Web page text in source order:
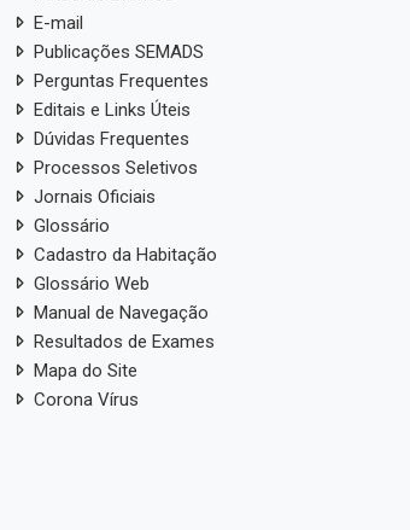
E-mail
Publicações SEMADS
Perguntas Frequentes
Editais e Links Úteis
Dúvidas Frequentes
Processos Seletivos
Jornais Oficiais
Glossário
Cadastro da Habitação
Glossário Web
Manual de Navegação
Resultados de Exames
Mapa do Site
Corona Vírus